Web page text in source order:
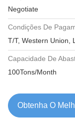
Negotiate
Condições De
T/T, Western Union,
Capacidade De
100Tons/Month
Obtenha O